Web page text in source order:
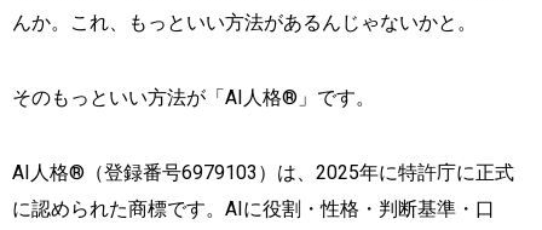
んか。これ、もっといい方法があるんじゃないかと。
そのもっといい方法が「AI人格®」です。
AI人格®（登録番号6979103）は、2025年に特許庁に正式
に認められた商標です。AIに役割・性格・判断基準・口